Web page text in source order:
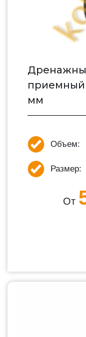
приемный
мм
Объем:
Размер:
От